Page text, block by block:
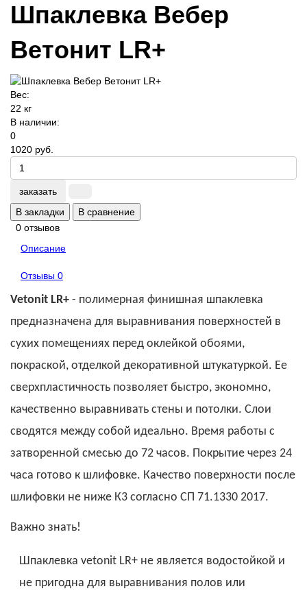
Шпаклевка Вебер
Ветонит LR+
Вес:
22 кг
В наличии:
0
1020 руб.
заказать
В закладки
В сравнение
0 отзывов
Описание
Отзывы 0
Vetonit LR+ - полимерная финишная шпаклевка
предназначена для выравнивания поверхностей в
сухих помещениях перед оклейкой обоями,
покраской, отделкой декоративной штукатуркой. Ее
сверхпластичность позволяет быстро, экономно,
качественно выравнивать стены и потолки. Слои
сводятся между собой идеально. Время работы с
затворенной смесью до 72 часов. Покрытие через 24
часа готово к шлифовке. Качество поверхности после
шлифовки не ниже К3 согласно СП 71.1330 2017.
Важно знать!
Шпаклевка vetonit LR+ не является водостойкой и
не пригодна для выравнивания полов или